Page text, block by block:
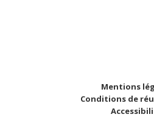
Mentions
Conditions de